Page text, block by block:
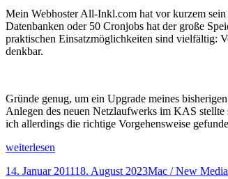
CDs
Mein Webhoster All-Inkl.com hat vor kurzem
Datenbanken oder 50 Cronjobs hat der große
praktischen Einsatzmöglichkeiten sind vielfältig:
denkbar.
Gründe genug, um ein Upgrade meines
Anlegen des neuen Netzlaufwerks im KAS
ich allerdings die richtige Vorgehensweise
All-
Netzwerklaufwerk
weiterlesen
Veröffentlicht
14. Januar 201118. August 2023Kategorien
Mac / New Media